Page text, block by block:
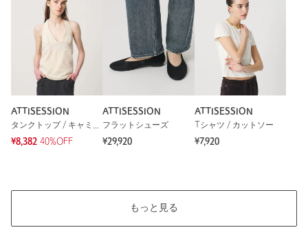
ATTISESSION
タンクトップ / キャミソール
¥8,382 40%OFF
ATTISESSION
フラットシューズ
¥29,920
ATTISESSION
Tシャツ / カットソー
¥7,920
もっと見る